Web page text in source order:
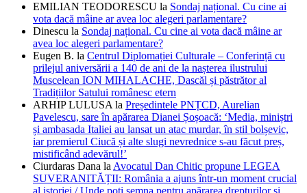
EMILIAN TEODORESCU la Sondaj național. Cu cine ai
vota dacă mâine ar avea loc alegeri parlamentare?
Dinescu la Sondaj național. Cu cine ai vota dacă mâine ar
avea loc alegeri parlamentare?
Eugen B. la Centrul Diplomației Culturale – Conferință cu
prilejul aniversării a 140 de ani de la nașterea ilustrului
Muscelean ION MIHALACHE, Dascăl și păstrător al
Tradițiilor Satului românesc etern
ARHIP LULUSA la Președintele PNȚCD, Aurelian
Pavelescu, sare în apărarea Dianei Șoșoacă: ‘Media, miniștri
și ambasada Italiei au lansat un atac murdar, în stil bolșevic,
iar premierul Ciucă și alte slugi nevrednice s-au făcut preș,
mistificând adevărul!’
Ciurdaras Dana la Avocatul Dan Chitic propune LEGEA
SUVERANITĂȚII: România a ajuns într-un moment crucial
al istoriei / Unde poți semna pentru apărarea drepturilor și